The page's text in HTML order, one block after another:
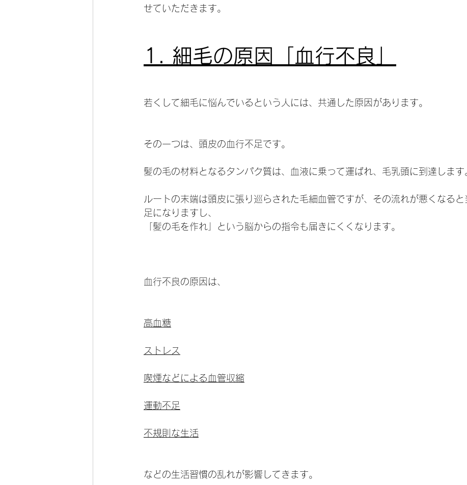
せていただきます。
1. 細毛の原因「血行不良」
若くして細毛に悩んでいるという人には、共通した原因があります。
その一つは、頭皮の血行不足です。
髪の毛の材料となるタンパク質は、血液に乗って運ばれ、毛乳頭に到達します
ルートの末端は頭皮に張り巡らされた毛細血管ですが、その流れが悪くなると
足になりますし、
「髪の毛を作れ」という脳からの指令も届きにくくなります。
血行不良の原因は、
高血糖
ストレス
喫煙などによる血管収縮
運動不足
不規則な生活
などの生活習慣の乱れが影響してきます。